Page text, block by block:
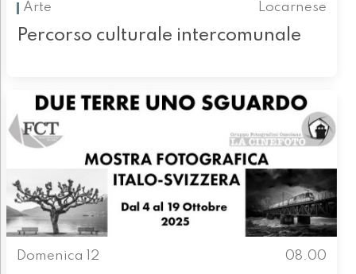
Arte
Locarnese
Percorso culturale intercomunale
Domenica 12
08.00